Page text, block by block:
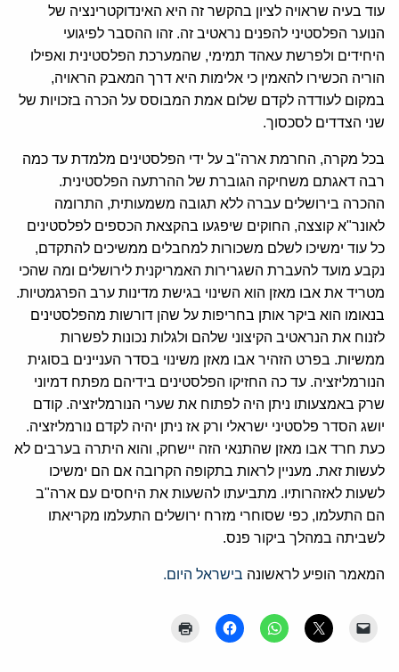
עוד בעיה שראויה לציון בהקשר זה היא האינדוקטרינציה של
הנוער הפלסטיני להפנים נראטיב זה. זהו ההסבר לפיגועי
היחידים ולפרשת עאהד תמימי, שהמערכת הפלסטינית ואפילו
הוריה הכשירו להאמין כי אלימות היא דרך המאבק הראויה,
במקום לעודדה לקדם שלום אמת המבוסס על הכרה בזכויות של
שני הצדדים לסכסוך.
בכל מקרה, החרמת ארה"ב על ידי הפלסטינים מלמדת עד כמה
רבה דאגתם משחיקה הגוברת של ההרתעה הפלסטינית.
ההכרה בירושלים עברה ללא תגובה משמעותית, התרומה
לאונר"א קוצצה, החוקים שיפגעו בהקצאת הכספים לפלסטינים
כל עוד ימשיכו לשלם משכורות למחבלים ממשיכים להתקדם,
נקבע מועד להעברת השגרירות האמריקנית לירושלים ומה שהכי
מטריד את אבו מאזן הוא השינוי בגישת מדינות ערב הפרגמטיות.
בנאומו הוא ביקר אותן בחריפות על שהן דורשות מהפלסטינים
לזנוח את הנראטיב הקיצוני שלהם ולגלות נכונות לפשרות
ממשיות. בפרט הזהיר אבו מאזן משינוי בסדר העניינים בסוגית
הנורמליזציה. עד כה החזיקו הפלסטינים בידיהם מפתח דמיוני
שרק באמצעותו ניתן היה לפתוח את שערי הנורמליזציה. קודם
יושג הסדר פלסטיני ישראלי ורק אז ניתן יהיה לקדם נורמליזציה.
כעת חרד אבו מאזן שהתנאי הזה יישחק, והוא היתרה בערבים לא
לעשות זאת. מעניין לראות בתקופה הקרובה אם הם ימשיכו
לשעות לאזהרותיו. מתביעתו להשעות את היחסים עם ארה"ב
הם התעלמו, כפי שסוחרי מזרח ירושלים התעלמו מקריאתו
לשביתה במהלך ביקור פנס.
המאמר הופיע לראשונה בישראל היום.